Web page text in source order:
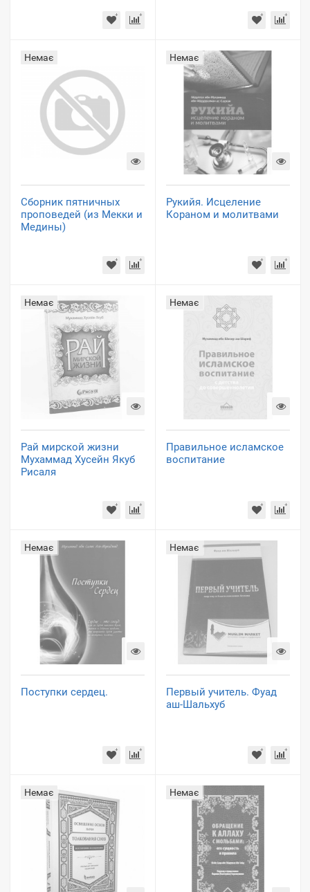
Немає
Сборник пятничных
проповедей (из Мекки и
Медины)
Немає
Рукийя. Исцеление
Кораном и молитвами
Немає
Рай мирской жизни
Мухаммад Хусейн Якуб
Рисаля
Немає
Правильное исламское
воспитание
Немає
Поступки сердец.
Немає
Первый учитель. Фуад
аш-Шальхуб
Немає Немає